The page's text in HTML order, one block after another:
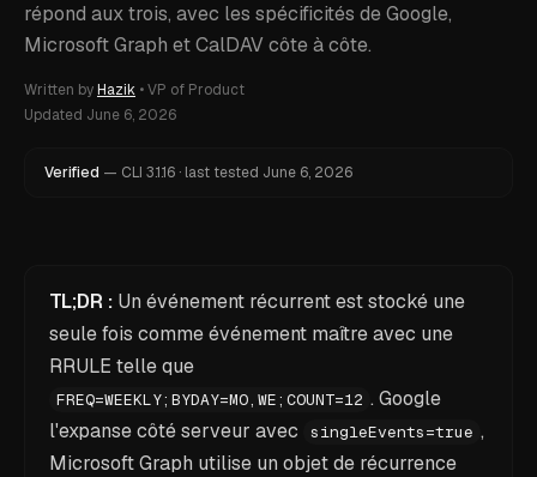
répond aux trois, avec les spécificités de Google,
Microsoft Graph et CalDAV côte à côte.
Written byHazik •VP of Product
Updated June 6, 2026
Verified — CLI 3.1.16 · last tested June 6, 2026
TL;DR : Un événement récurrent est stocké une
seule fois comme événement maître avec une
RRULE telle que
FREQ=WEEKLY;BYDAY=MO,WE;COUNT=12 . Google
l'expanse côté serveur avec
singleEvents=true ,
Microsoft Graph utilise un objet de récurrence